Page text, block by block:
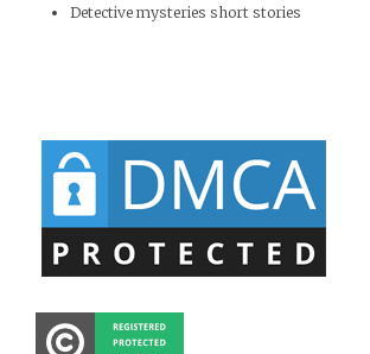
Detective mysteries short stories